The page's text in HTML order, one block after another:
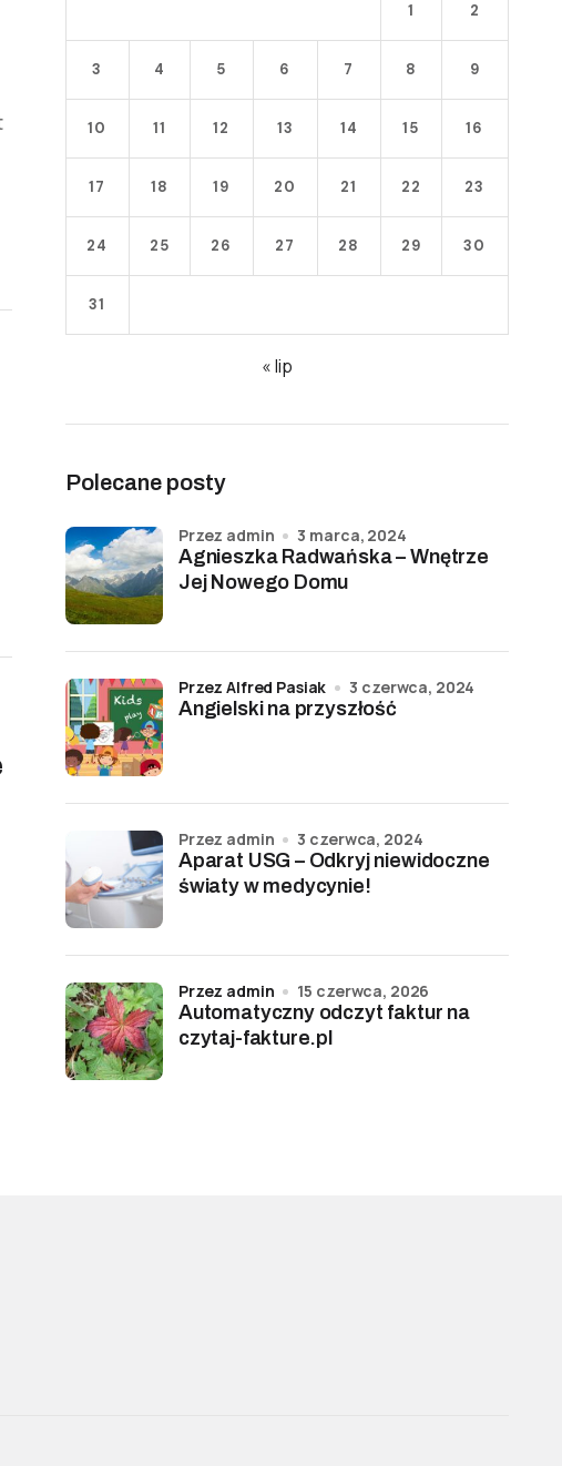
1 2
3 4 5 6 7 8 9
10 11 12 13 14 15 16
17 18 19 20 21 22 23
24 25 26 27 28 29 30
31
« lip
Polecane posty
Agnieszka Radwańska – Wnętrze
Jej Nowego Domu
przez admin 3 marca, 2024
Angielski na przyszłość
przez Alfred Pasiak 3 czerwca, 2024
Aparat USG – Odkryj niewidoczne
światy w medycynie!
przez admin 3 czerwca, 2024
Automatyczny odczyt faktur na
czytaj-fakture.pl
przez admin 15 czerwca, 2026